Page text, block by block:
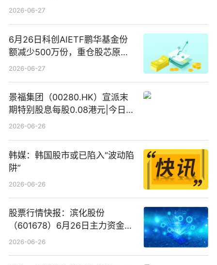
2026-06-27
6月26日科创AIETF鹏华基金份
额减少500万份，重仓股芯原股
份、寒武纪、澜起科技 观速讯
2026-06-27
景福集团（00280.HK）宣派末
期特别股息每股0.08港元|今日快
看
2026-06-26
韩媒：韩国股市或已陷入“波动陷
阱”
2026-06-26
股票行情快报：滨化股份
（601678）6月26日主力资金净
卖出5964.34万元
2026-06-26